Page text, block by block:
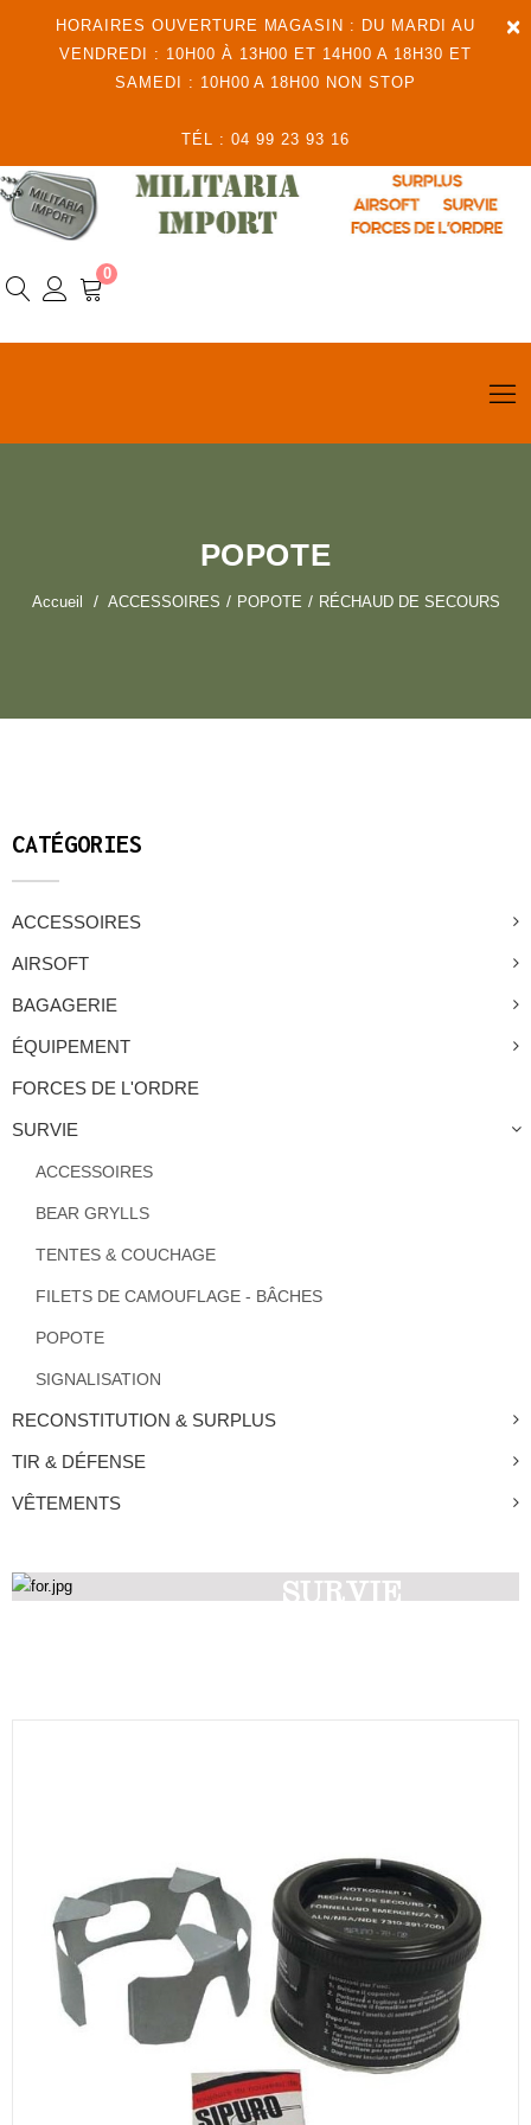
×
HORAIRES OUVERTURE MAGASIN : DU MARDI AU
VENDREDI : 10H00 À 13H00 ET 14H00 A 18H30 ET
SAMEDI : 10H00 A 18H00 NON STOP
TÉL : 04 99 23 93 16
0
POPOTE
Accueil ACCESSOIRES POPOTE RÉCHAUD DE SECOURS
CATÉGORIES
ACCESSOIRES
AIRSOFT
BAGAGERIE
ÉQUIPEMENT
FORCES DE L'ORDRE
SURVIE
ACCESSOIRES
BEAR GRYLLS
TENTES & COUCHAGE
FILETS DE CAMOUFLAGE - BÂCHES
POPOTE
SIGNALISATION
RECONSTITUTION & SURPLUS
TIR & DÉFENSE
VÊTEMENTS
SURVIE